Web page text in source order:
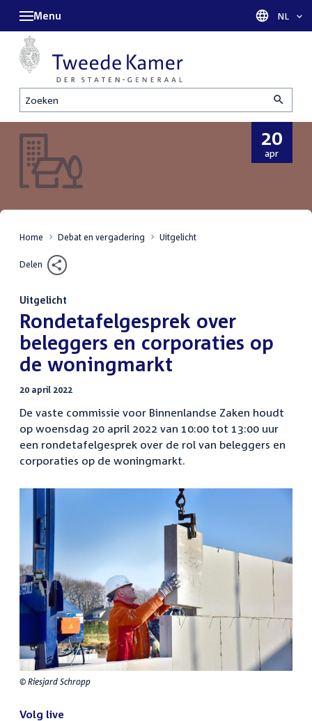
Zoeken
Menu Taal
NL
20
apr
20
april
Home Debat en vergadering Uitgelicht
Delen
Uitgelicht
:Rondetafelgesprek over
beleggers en corporaties op
de woningmarkt
20 april 2022
De vaste commissie voor Binnenlandse Zaken houdt
op woensdag 20 april 2022 van 10:00 tot 13:00 uur
een rondetafelgesprek over de rol van beleggers en
corporaties op de woningmarkt.
© Riesjard Schropp
Volg live